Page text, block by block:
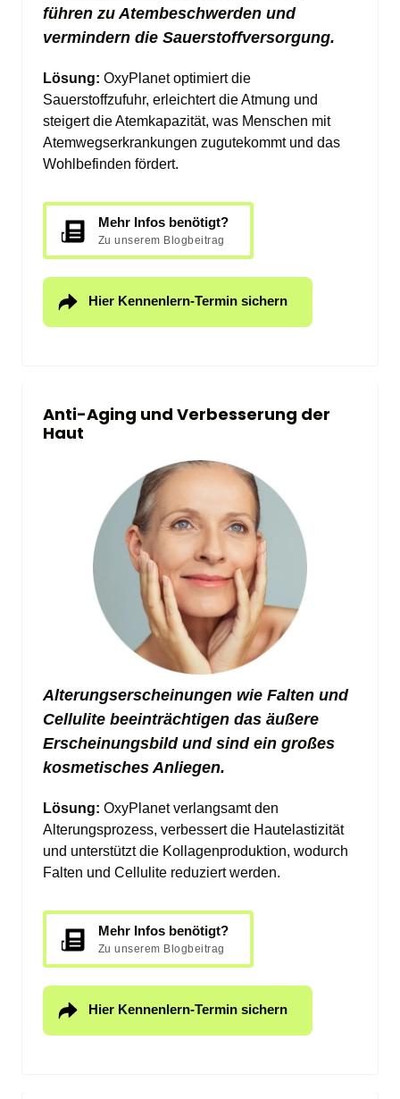
führen zu Atembeschwerden und
vermindern die Sauerstoffversorgung.
Lösung: OxyPlanet optimiert die
Sauerstoffzufuhr, erleichtert die Atmung und
steigert die Atemkapazität, was Menschen mit
Atemwegserkrankungen zugutekommt und das
Wohlbefinden fördert.
Mehr Infos benötigt?
Zu unserem Blogbeitrag
Hier Kennenlern-Termin sichern
Anti-Aging und Verbesserung der
Haut
Alterungserscheinungen wie Falten und
Cellulite beeinträchtigen das äußere
Erscheinungsbild und sind ein großes
kosmetisches Anliegen.
Lösung: OxyPlanet verlangsamt den
Alterungsprozess, verbessert die Hautelastizität
und unterstützt die Kollagenproduktion, wodurch
Falten und Cellulite reduziert werden.
Mehr Infos benötigt?
Zu unserem Blogbeitrag
Hier Kennenlern-Termin sichern